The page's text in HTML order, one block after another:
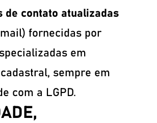
de contato atualizadas
fornecidas por
em
sempre em
com a LGPD.